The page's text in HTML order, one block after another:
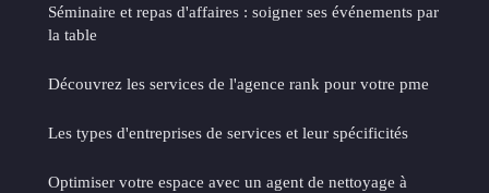
Séminaire et repas d'affaires : soigner ses événements par
la table
Découvrez les services de l'agence rank pour votre pme
Les types d'entreprises de services et leur spécificités
Optimiser votre espace avec un agent de nettoyage à